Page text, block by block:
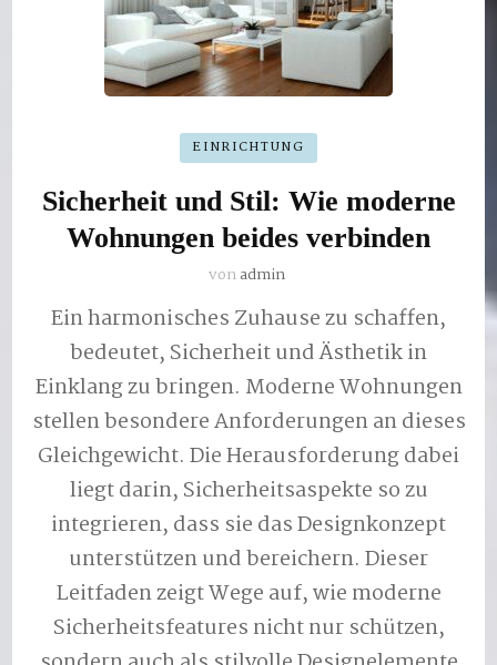
EINRICHTUNG
Sicherheit und Stil: Wie moderne
Wohnungen beides verbinden
vonadmin
Ein harmonisches Zuhause zu schaffen,
bedeutet, Sicherheit und Ästhetik in
Einklang zu bringen. Moderne Wohnungen
stellen besondere Anforderungen an dieses
Gleichgewicht. Die Herausforderung dabei
liegt darin, Sicherheitsaspekte so zu
integrieren, dass sie das Designkonzept
unterstützen und bereichern. Dieser
Leitfaden zeigt Wege auf, wie moderne
Sicherheitsfeatures nicht nur schützen,